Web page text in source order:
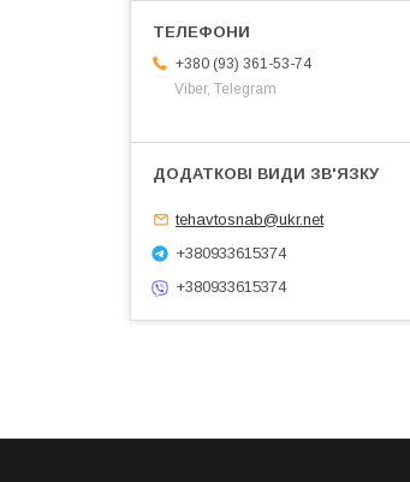
+380 (93) 361-53-74
Viber, Telegram
tehavtosnab@ukr.net
+380933615374
+380933615374